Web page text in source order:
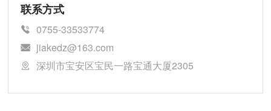
联系方式
0755-33533774
jiakedz@163.com
深圳市宝安区宝民一路宝通大厦2305